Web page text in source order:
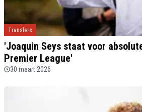
Transfers
'Joaquin Seys staat voor
Premier League'
30 maart 2026